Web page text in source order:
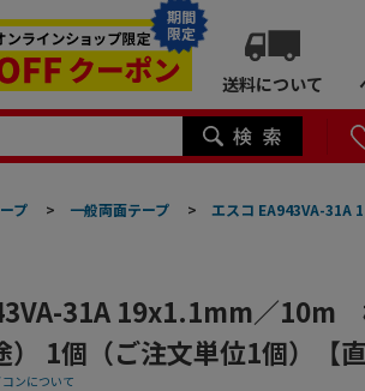
期間
限定
送料について
プ > 一般両面テープ >
エスコ EA943VA-31A
31A 19x1.1mm／10m
） 1個（ご注文単位1個）【
コンについて